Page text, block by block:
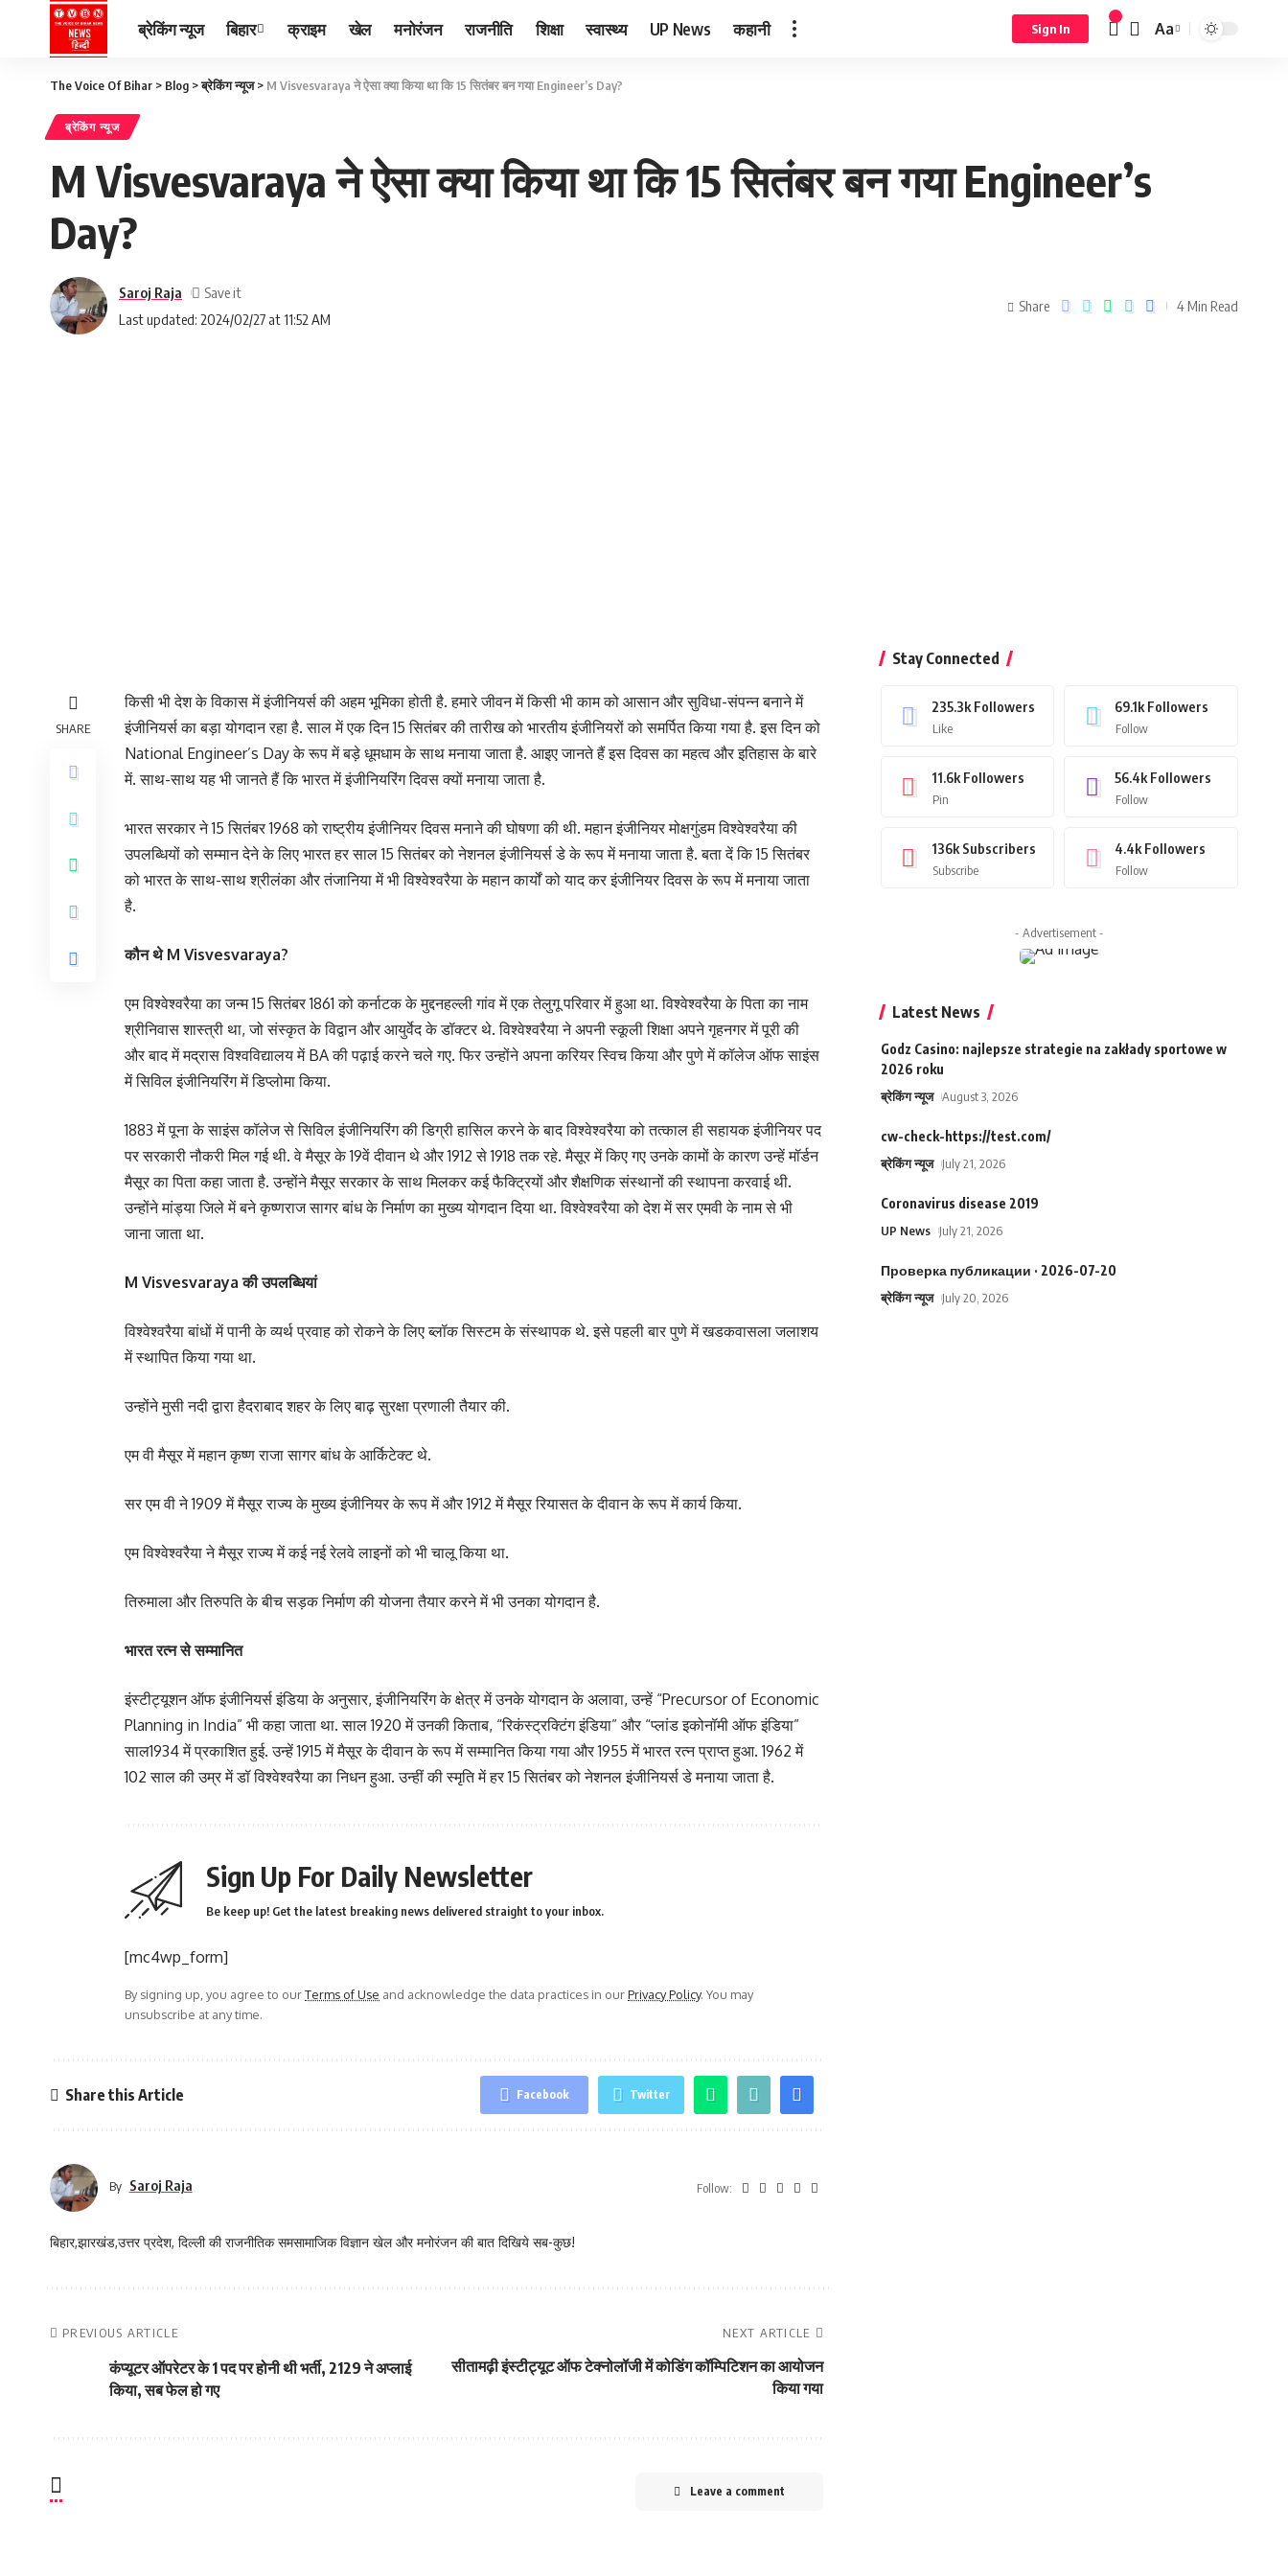
ब्रेकिंग न्यूज बिहार क्राइम खेल मनोरंजन राजनीति शिक्षा स्वास्थ्य UP News कहानी Sign In Aa
The Voice Of Bihar > Blog >ब्रेकिंग न्यूज> M Visvesvaraya ने ऐसा क्या किया था कि 15 सितंबर बन गया Engineer’s Day?
ब्रेकिंग न्यूज
M Visvesvaraya ने ऐसा क्या किया था कि 15 सितंबर बन गया Engineer’s
Day?
Last updated: 2024/02/27 at 11:52 AM
Saroj Raja
Share 4 Min Read
SHARE
किसी भी देश के विकास में इंजीनियर्स की अहम भूमिका होती है. हमारे जीवन में किसी भी काम को आसान और सुविधा-संपन्न बनाने में
इंजीनियर्स का बड़ा योगदान रहा है. साल में एक दिन 15 सितंबर की तारीख को भारतीय इंजीनियरों को समर्पित किया गया है. इस दिन को
National Engineer’s Day के रूप में बड़े धूमधाम के साथ मनाया जाता है. आइए जानते हैं इस दिवस का महत्व और इतिहास के बारे
में. साथ-साथ यह भी जानते हैं कि भारत में इंजीनियरिंग दिवस क्यों मनाया जाता है.
भारत सरकार ने 15 सितंबर 1968 को राष्ट्रीय इंजीनियर दिवस मनाने की घोषणा की थी. महान इंजीनियर मोक्षगुंडम विश्वेश्वरैया की
उपलब्धियों को सम्मान देने के लिए भारत हर साल 15 सितंबर को नेशनल इंजीनियर्स डे के रूप में मनाया जाता है. बता दें कि 15 सितंबर
को भारत के साथ-साथ श्रीलंका और तंजानिया में भी विश्वेश्वरैया के महान कार्यों को याद कर इंजीनियर दिवस के रूप में मनाया जाता
है.
कौन थे M Visvesvaraya?
एम विश्वेश्वरैया का जन्म 15 सितंबर 1861 को कर्नाटक के मुद्दनहल्ली गांव में एक तेलुगू परिवार में हुआ था. विश्वेश्वरैया के पिता का नाम
श्रीनिवास शास्त्री था, जो संस्कृत के विद्वान और आयुर्वेद के डॉक्टर थे. विश्वेश्वरैया ने अपनी स्कूली शिक्षा अपने गृहनगर में पूरी की
और बाद में मद्रास विश्वविद्यालय में BA की पढ़ाई करने चले गए. फिर उन्होंने अपना करियर स्विच किया और पुणे में कॉलेज ऑफ साइंस
में सिविल इंजीनियरिंग में डिप्लोमा किया.
1883 में पूना के साइंस कॉलेज से सिविल इंजीनियरिंग की डिग्री हासिल करने के बाद विश्वेश्वरैया को तत्काल ही सहायक इंजीनियर पद
पर सरकारी नौकरी मिल गई थी. वे मैसूर के 19वें दीवान थे और 1912 से 1918 तक रहे. मैसूर में किए गए उनके कामों के कारण उन्हें मॉर्डन
मैसूर का पिता कहा जाता है. उन्होंने मैसूर सरकार के साथ मिलकर कई फैक्ट्रियों और शैक्षणिक संस्थानों की स्थापना करवाई थी.
उन्होंने मांड्या जिले में बने कृष्णराज सागर बांध के निर्माण का मुख्य योगदान दिया था. विश्वेश्वरैया को देश में सर एमवी के नाम से भी
जाना जाता था.
M Visvesvaraya की उपलब्धियां
विश्वेश्वरैया बांधों में पानी के व्यर्थ प्रवाह को रोकने के लिए ब्लॉक सिस्टम के संस्थापक थे. इसे पहली बार पुणे में खडकवासला जलाशय
में स्थापित किया गया था.
उन्होंने मुसी नदी द्वारा हैदराबाद शहर के लिए बाढ़ सुरक्षा प्रणाली तैयार की.
एम वी मैसूर में महान कृष्ण राजा सागर बांध के आर्किटेक्ट थे.
सर एम वी ने 1909 में मैसूर राज्य के मुख्य इंजीनियर के रूप में और 1912 में मैसूर रियासत के दीवान के रूप में कार्य किया.
एम विश्वेश्वरैया ने मैसूर राज्य में कई नई रेलवे लाइनों को भी चालू किया था.
तिरुमाला और तिरुपति के बीच सड़क निर्माण की योजना तैयार करने में भी उनका योगदान है.
भारत रत्न से सम्मानित
इंस्टीट्यूशन ऑफ इंजीनियर्स इंडिया के अनुसार, इंजीनियरिंग के क्षेत्र में उनके योगदान के अलावा, उन्हें “Precursor of Economic
Planning in India” भी कहा जाता था. साल 1920 में उनकी किताब, “रिकंस्ट्रक्टिंग इंडिया” और “प्लांड इकोनॉमी ऑफ इंडिया”
साल1934 में प्रकाशित हुई. उन्हें 1915 में मैसूर के दीवान के रूप में सम्मानित किया गया और 1955 में भारत रत्न प्राप्त हुआ. 1962 में
102 साल की उम्र में डॉ विश्वेश्वरैया का निधन हुआ. उन्हीं की स्मृति में हर 15 सितंबर को नेशनल इंजीनियर्स डे मनाया जाता है.
Sign Up For Daily Newsletter
Be keep up! Get the latest breaking news delivered straight to your inbox.
[mc4wp_form]
By signing up, you agree to ourTerms of Use and acknowledge the data practices in ourPrivacy Policy. You may
unsubscribe at any time.
Share this Article Facebook Twitter
By Saroj Raja Follow:
बिहार,झारखंड,उत्तर प्रदेश, दिल्ली की राजनीतिक समसामाजिक विज्ञान खेल और मनोरंजन की बात दिखिये सब-कुछ!
PREVIOUS ARTICLE
कंप्यूटर ऑपरेटर के 1 पद पर होनी थी भर्ती, 2129 ने अप्लाई
किया, सब फेल हो गए
NEXT ARTICLE
सीतामढ़ी इंस्टीट्यूट ऑफ टेक्नोलॉजी में कोडिंग कॉम्पिटिशन का आयोजन
किया गया
Leave a comment
Stay Connected
235.3k Followers
Like
69.1k Followers
Follow
11.6k Followers
Pin
56.4k Followers
Follow
136k Subscribers
Subscribe
4.4k Followers
Follow
- Advertisement -
Latest News
Godz Casino: najlepsze strategie na zakłady sportowe w
2026 roku
ब्रेकिंग न्यूज August 3, 2026
cw-check-https://test.com/
ब्रेकिंग न्यूज July 21, 2026
Coronavirus disease 2019
UP News July 21, 2026
Проверка публикации · 2026-07-20
ब्रेकिंग न्यूज July 20, 2026